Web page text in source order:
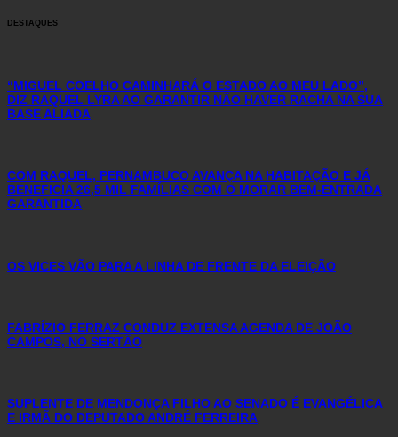
DESTAQUES
“MIGUEL COELHO CAMINHARÁ O ESTADO AO MEU LADO”,
DIZ RAQUEL LYRA AO GARANTIR NÃO HAVER RACHA NA SUA
BASE ALIADA
COM RAQUEL, PERNAMBUCO AVANÇA NA HABITAÇÃO E JÁ
BENEFICIA 26,5 MIL FAMÍLIAS COM O MORAR BEM-ENTRADA
GARANTIDA
OS VICES VÃO PARA A LINHA DE FRENTE DA ELEIÇÃO
FABRÍZIO FERRAZ CONDUZ EXTENSA AGENDA DE JOÃO
CAMPOS, NO SERTÃO
SUPLENTE DE MENDONÇA FILHO AO SENADO É EVANGÉLICA
E IRMÃ DO DEPUTADO ANDRÉ FERREIRA